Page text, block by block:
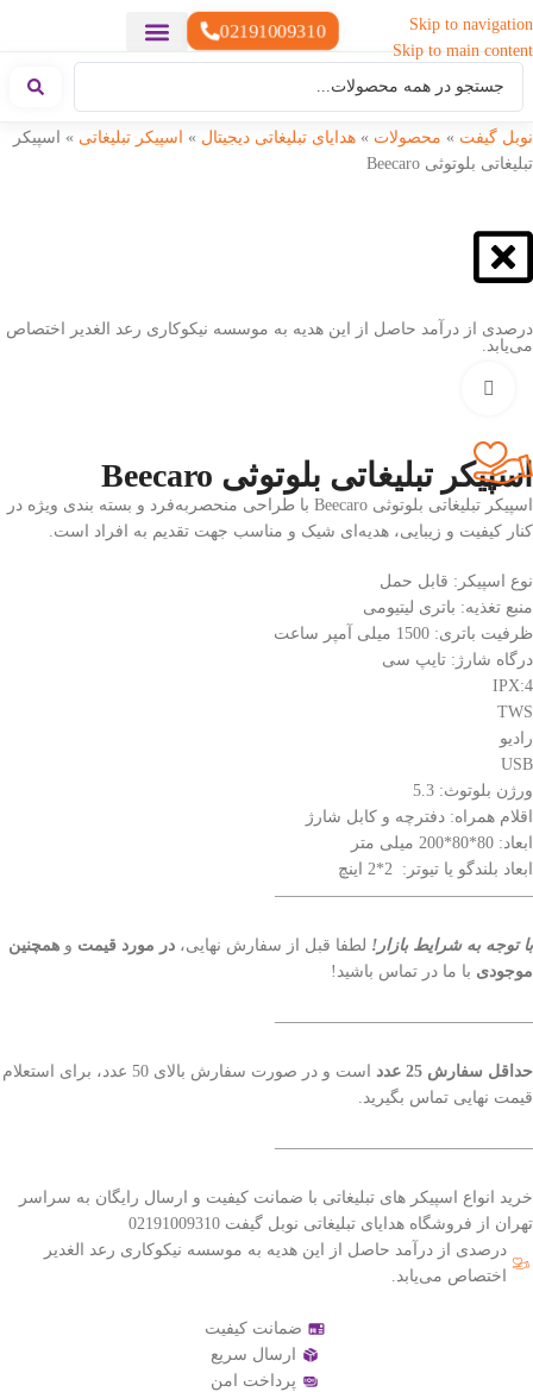
Skip to navigation
Skip to main content
02191009310
نوبل گیفت » محصولات » هدایای تبلیغاتی دیجیتال » اسپیکر تبلیغاتی »
اسپیکر
تبلیغاتی بلوتوثی Beecaro
درصدی از درآمد حاصل از این هدیه به موسسه نیکوکاری رعد الغدیر اختصاص
می‌یابد.
اسپیکر تبلیغاتی بلوتوثی Beecaro
اسپیکر تبلیغاتی بلوتوثی Beecaro با طراحی منحصربه‌فرد و بسته بندی ویژه در
کنار کیفیت و زیبایی، هدیه‌ای شیک و مناسب جهت تقدیم به افراد است.
نوع اسپیکر: قابل حمل
منبع تغذیه: باتری لیتیومی
ظرفیت باتری: 1500 میلی آمپر ساعت
درگاه شارژ: تایپ سی
IPX:4
TWS
رادیو
USB
ورژن بلوتوث: 5.3
اقلام همراه: دفترچه و کابل شارژ
ابعاد: 80*80*200 میلی متر
ابعاد بلندگو یا تیوتر: 2*2 اینچ
———————————————–
با توجه به شرایط بازار! لطفا قبل از سفارش نهایی، در مورد قیمت و همچنین
موجودی با ما در تماس باشید!
———————————————–
حداقل سفارش 25 عدد
است و در صورت سفارش بالای 50 عدد، برای استعلام
قیمت نهایی تماس بگیرید.
———————————————–
خرید انواع اسپیکر های تبلیغاتی با ضمانت کیفیت و ارسال رایگان به سراسر
تهران از فروشگاه هدایای تبلیغاتی نوبل گیفت 02191009310
درصدی از درآمد حاصل از این هدیه به موسسه نیکوکاری رعد الغدیر
اختصاص می‌یابد.
ضمانت کیفیت
ارسال سریع
پرداخت امن